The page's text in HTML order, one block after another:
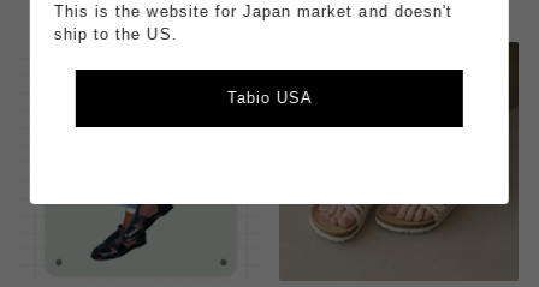
This is the website for Japan market and doesn't
ship to the US.
Tabio USA